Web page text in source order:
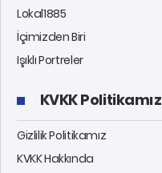
Lokal1885
İçimizden Biri
Işıklı Portreler
KVKK Politikamız
Gizlilik Politikamız
KVKK Hakkında